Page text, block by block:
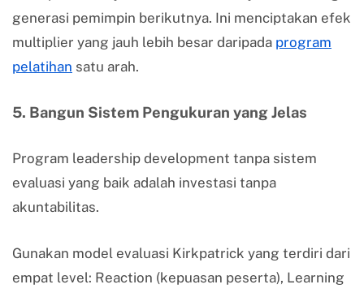
generasi pemimpin berikutnya. Ini menciptakan efek
multiplier yang jauh lebih besar daripada program
pelatihan satu arah.
5. Bangun Sistem Pengukuran yang Jelas
Program leadership development tanpa sistem
evaluasi yang baik adalah investasi tanpa
akuntabilitas.
Gunakan model evaluasi Kirkpatrick yang terdiri dari
empat level: Reaction (kepuasan peserta), Learning